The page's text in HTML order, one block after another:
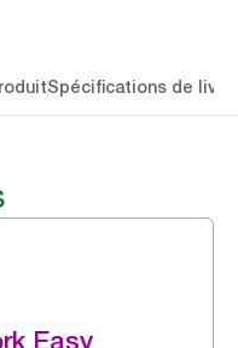
Spécifications de
Easy